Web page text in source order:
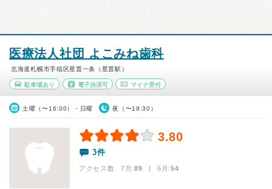
医療法人社団 よこみね歯科
北海道札幌市手稲区星置一条（星置駅）
駐車場あり 電子決済可 マイナ受付
土曜（〜16:00）・日曜 夜（〜19:30）
3.80
3件
アクセス数 7月:89 | 6月:54